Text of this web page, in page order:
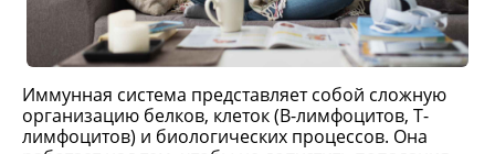
Иммунная система представляет собой сложную
организацию белков, клеток (В-лимфоцитов, Т-
лимфоцитов) и биологических процессов. Она